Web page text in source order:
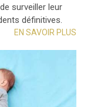
surveiller leur
définitives.
EN SAVOIR PLUS